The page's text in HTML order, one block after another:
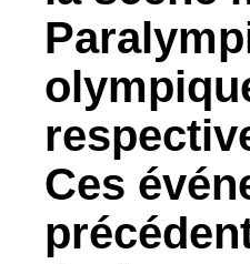
Ces